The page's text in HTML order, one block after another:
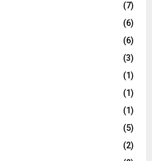
(7)
(6)
(6)
(3)
(1)
(1)
(1)
(5)
(2)